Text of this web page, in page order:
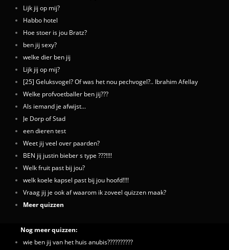
Lijk jij op mij?
Habbo hotel
Hoe stoer is jou Bratz?
ben jij sexy?
welke dier ben jij
Lijk jij op mij?
[25] Geluksvogel? Of was het nou pechvogel?.. Ibrahim Afellay
Welke profvoetballer ben jij???
Als iemand je afwijst...
Je Dorp of Stad
een dieren test
Weet jij veel over paarden?
BEN jij justin bieber s type ???!!!!
Welk fruit past bij jou?
welk koele kapsel past bij jou hoofd!!!!
Vraag jij je ook af waarom ik zoveel quizzen maak?
Meer quizzen
Nog meer quizzen:
wie ben jij van het huis anubis??????????